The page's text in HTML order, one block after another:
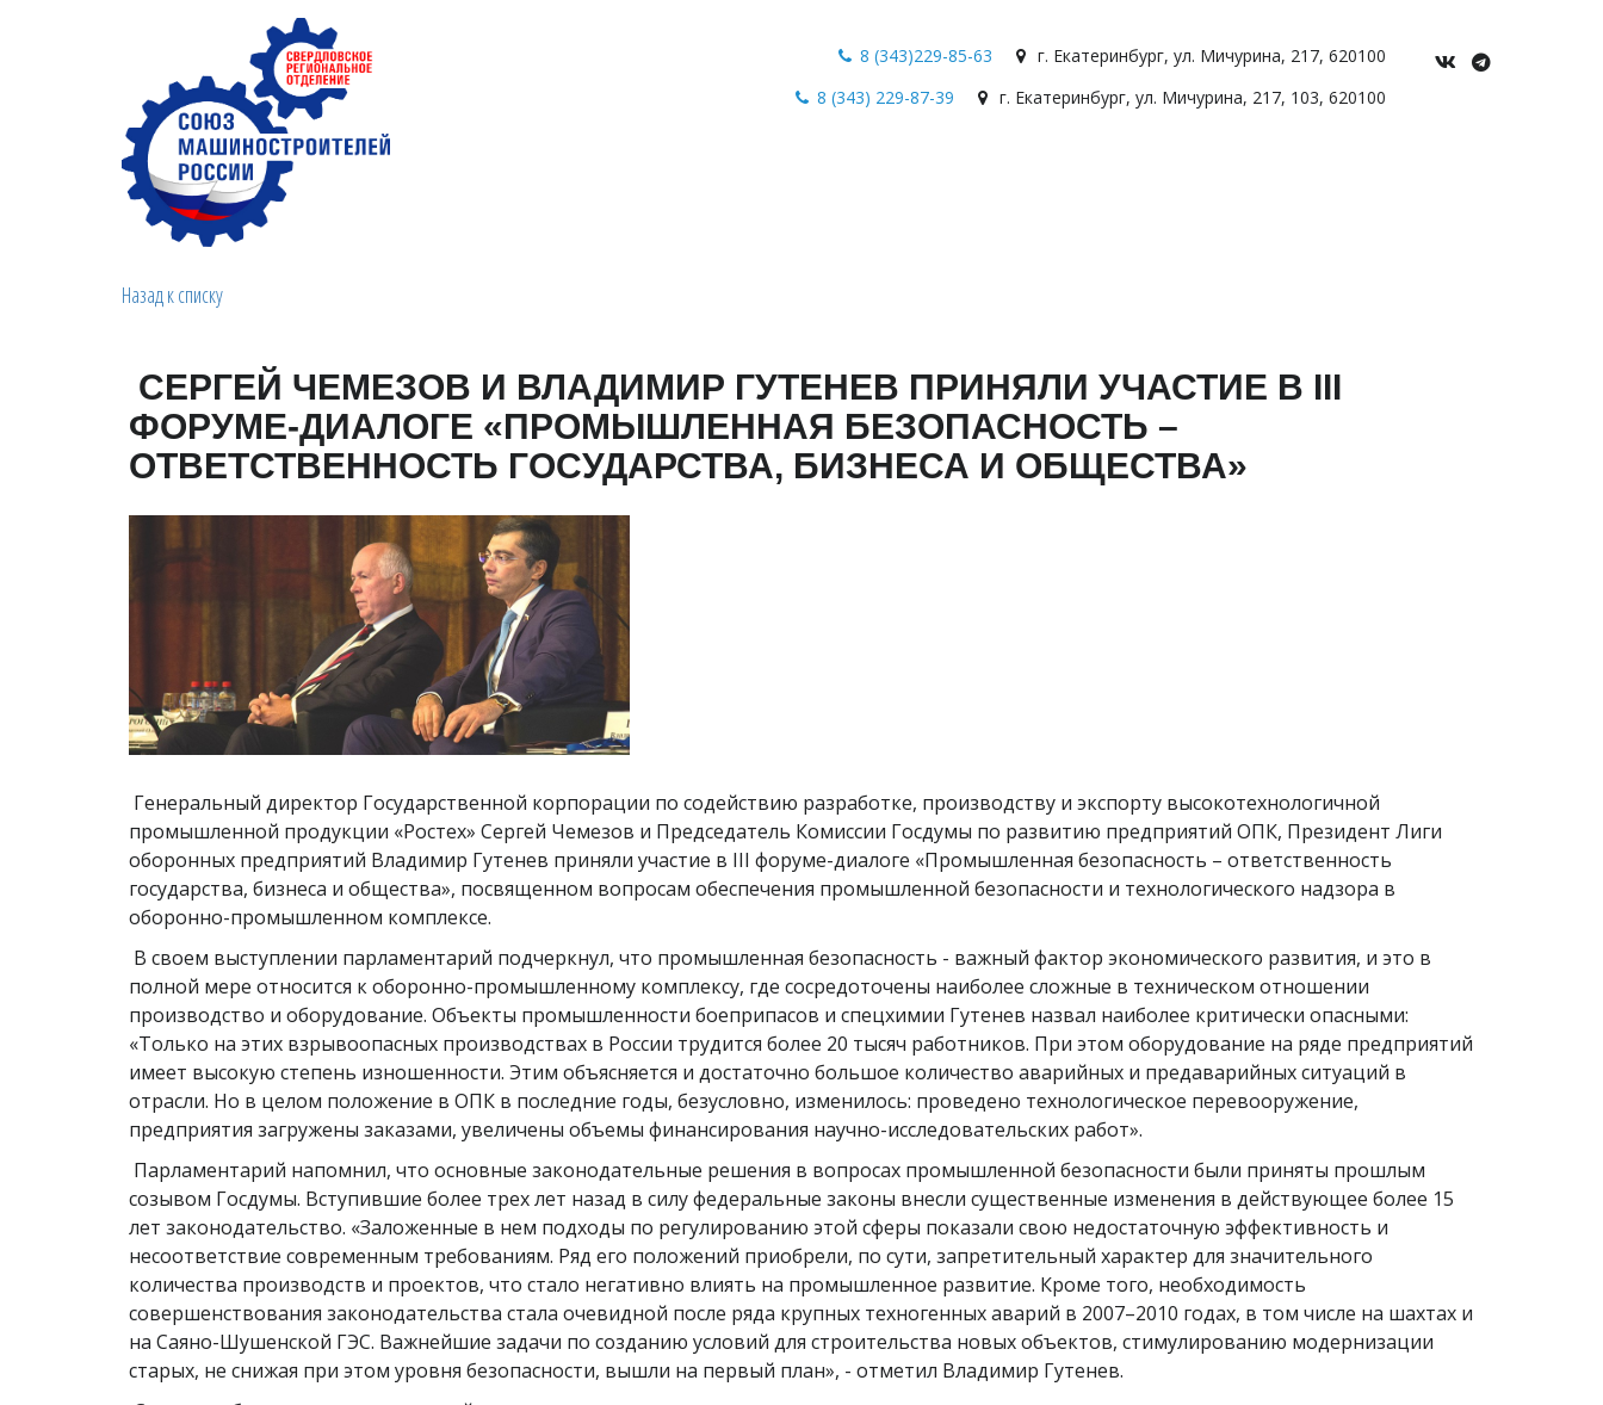
г. Екатеринбург, ул. Мичурина, 217, 620100
8 (343)229-85-63
г. Екатеринбург, ул. Мичурина, 217, 103, 620100
8 (343) 229-87-39
Назад к списку
СЕРГЕЙ ЧЕМЕЗОВ И ВЛАДИМИР ГУТЕНЕВ ПРИНЯЛИ УЧАСТИЕ В III
ФОРУМЕ-ДИАЛОГЕ «ПРОМЫШЛЕННАЯ БЕЗОПАСНОСТЬ –
ОТВЕТСТВЕННОСТЬ ГОСУДАРСТВА, БИЗНЕСА И ОБЩЕСТВА»
Генеральный директор Государственной корпорации по содействию разработке, производству и экспорту высокотехнологичной
промышленной продукции «Ростех» Сергей Чемезов и Председатель Комиссии Госдумы по развитию предприятий ОПК, Президент Лиги
оборонных предприятий Владимир Гутенев приняли участие в III форуме-диалоге «Промышленная безопасность – ответственность
государства, бизнеса и общества», посвященном вопросам обеспечения промышленной безопасности и технологического надзора в
оборонно-промышленном комплексе.
В своем выступлении парламентарий подчеркнул, что промышленная безопасность - важный фактор экономического развития, и это в
полной мере относится к оборонно-промышленному комплексу, где сосредоточены наиболее сложные в техническом отношении
производство и оборудование. Объекты промышленности боеприпасов и спецхимии Гутенев назвал наиболее критически опасными:
«Только на этих взрывоопасных производствах в России трудится более 20 тысяч работников. При этом оборудование на ряде предприятий
имеет высокую степень изношенности. Этим объясняется и достаточно большое количество аварийных и предаварийных ситуаций в
отрасли. Но в целом положение в ОПК в последние годы, безусловно, изменилось: проведено технологическое перевооружение,
предприятия загружены заказами, увеличены объемы финансирования научно-исследовательских работ».
Парламентарий напомнил, что основные законодательные решения в вопросах промышленной безопасности были приняты прошлым
созывом Госдумы. Вступившие более трех лет назад в силу федеральные законы внесли существенные изменения в действующее более 15
лет законодательство. «Заложенные в нем подходы по регулированию этой сферы показали свою недостаточную эффективность и
несоответствие современным требованиям. Ряд его положений приобрели, по сути, запретительный характер для значительного
количества производств и проектов, что стало негативно влиять на промышленное развитие. Кроме того, необходимость
совершенствования законодательства стала очевидной после ряда крупных техногенных аварий в 2007–2010 годах, в том числе на шахтах и
на Саяно-Шушенской ГЭС. Важнейшие задачи по созданию условий для строительства новых объектов, стимулированию модернизации
старых, не снижая при этом уровня безопасности, вышли на первый план», - отметил Владимир Гутенев.